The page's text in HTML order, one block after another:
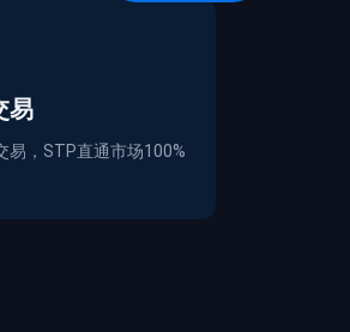
易
易，STP直通市场100%